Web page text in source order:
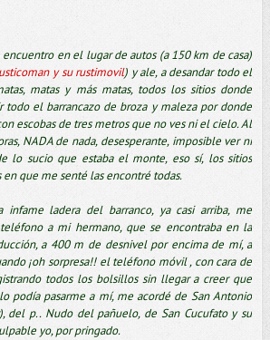
en el lugar de autos (a 150 km de casa)
y su rustimovil) y ale, a desandar todo el
matas y más matas, todos los sitios donde
todo el barrancazo de broza y maleza por donde
escobas de tres metros que no ves ni el cielo. Al
NADA de nada, desesperante, imposible ver ni
lo sucio que estaba el monte, eso sí, los sitios
que me senté las encontré todas.
ladera del barranco, ya casi arriba, me
a mi hermano, que se encontraba en la
a 400 m de desnivel por encima de mí, a
¡oh sorpresa!! el teléfono móvil , con cara de
todos los bolsillos sin llegar a creer que
podía pasarme a mí, me acordé de San Antonio
del p.. Nudo del pañuelo, de San Cucufato y su
yo, por pringado.